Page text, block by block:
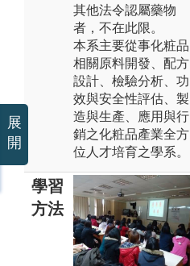
其他法令認屬藥物
者，不在此限。
本系主要從事化粧品
相關原料開發、配方
設計、檢驗分析、功
效與安全性評估、製
造與生產、應用與行
銷之化粧品產業全方
位人才培育之學系。
學習
方法
展
開